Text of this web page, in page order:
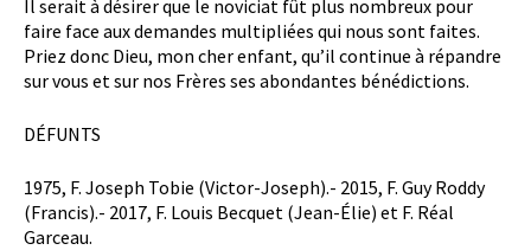
Il serait à désirer que le noviciat fût plus nombreux pour
faire face aux demandes multipliées qui nous sont faites.
Priez donc Dieu, mon cher enfant, qu’il continue à répandre
sur vous et sur nos Frères ses abondantes bénédictions.
DÉFUNTS
1975, F. Joseph Tobie (Victor-Joseph).- 2015, F. Guy Roddy
(Francis).- 2017, F. Louis Becquet (Jean-Élie) et F. Réal
Garceau.